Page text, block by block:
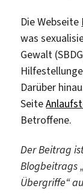
Die Webseite
was
Gewalt
Darüber
Seite
Betroffene.
Der Beitrag
Blogbeitrags
Übergriffe“